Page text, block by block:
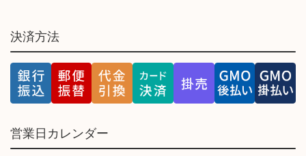
決済方法
営業日カレンダー